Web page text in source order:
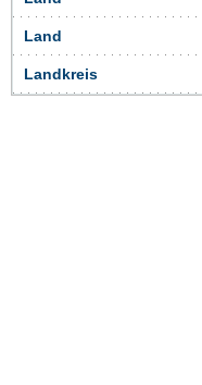
Land
Landkreis